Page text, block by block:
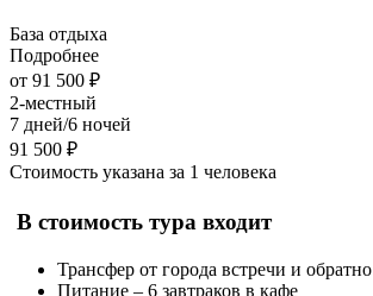
База отдыха
Подробнее
от 91 500 ₽
2-местный
7 дней/6 ночей
91 500 ₽
Стоимость указана за 1 человека
В стоимость тура входит
Трансфер от города встречи и обратно
Питание – 6 завтраков в кафе